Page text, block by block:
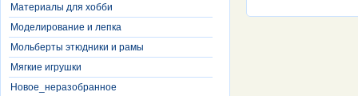
Материалы для хобби
Моделирование и лепка
Мольберты этюдники и рамы
Мягкие игрушки
Новое_неразобранное